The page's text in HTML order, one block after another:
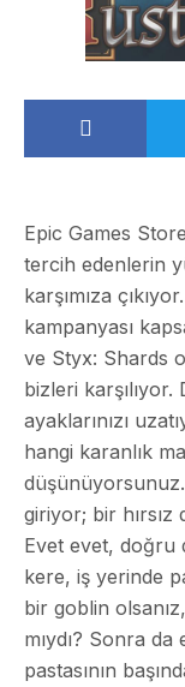
Epic Games
tercih edenlerin
karşımıza
kampanyası
ve Styx: Shards
bizleri
ayaklarınızı
hangi karanlık
giriyor; bir hırsız
Evet evet, doğru
kere, iş yerinde
bir goblin
mıydı? Sonra
pastasının